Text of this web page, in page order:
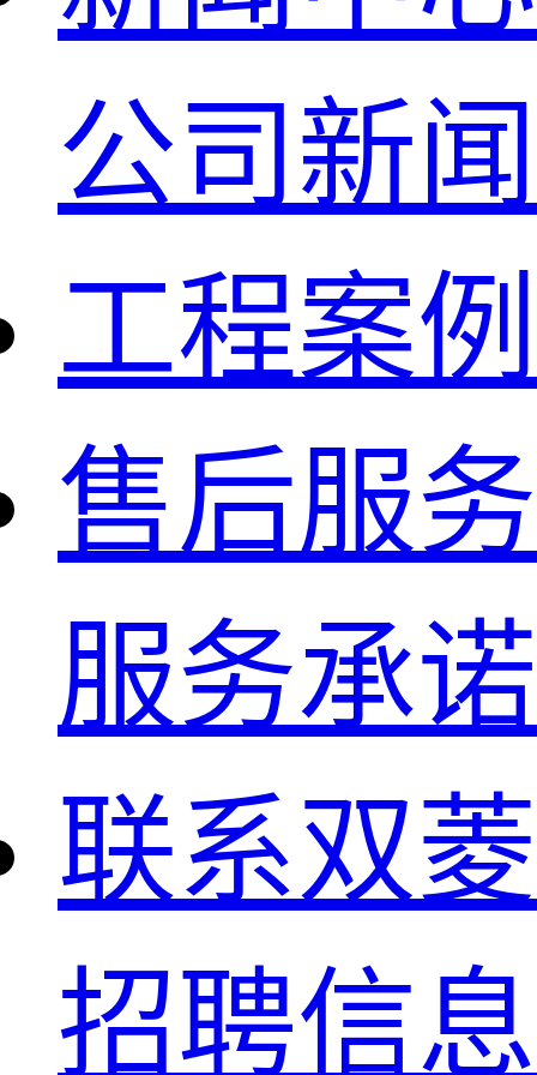
公司新闻
工程案例
售后服务
服务承诺
联系双菱
招聘信息